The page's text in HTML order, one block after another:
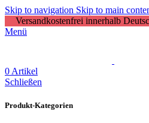
Skip to navigation Skip to main
Versandkostenfrei innerhalb
Menü
0 Artikel
Schließen
Produkt-Kategorien